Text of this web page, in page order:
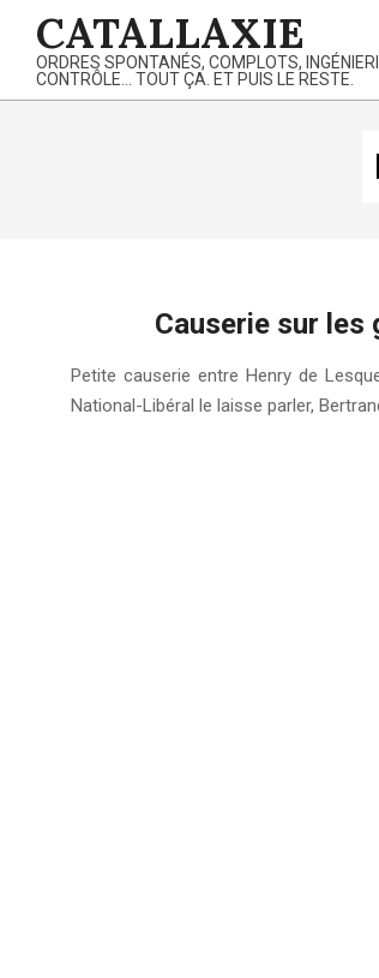
content
CATALLAXIE
ORDRES SPONTANÉS, COMPLOTS,
CONTRÔLE… TOUT ÇA. ET PUIS LE RESTE.
Causerie sur les
11-
27
Petite causerie entre Henry de
National-Libéral le laisse parler,